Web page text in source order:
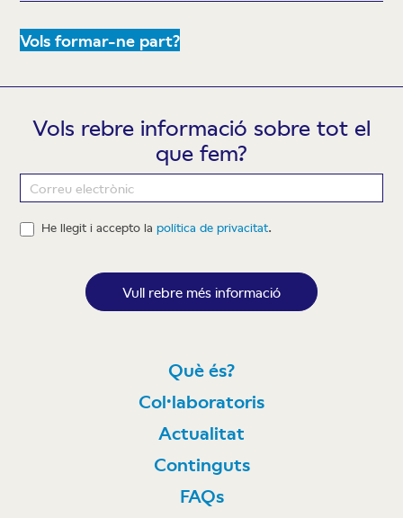
Vols formar-ne part?
Vols rebre informació sobre tot el
que fem?
Newsletter
He llegit i accepto lapolítica de privacitat.
Vull rebre més informació
Què és?
Col·laboratoris
Actualitat
Continguts
FAQs